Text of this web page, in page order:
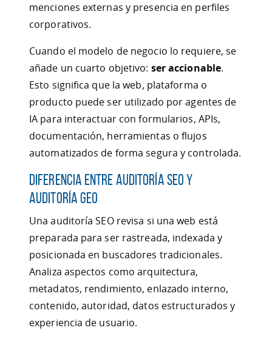
menciones externas y presencia en perfiles
corporativos.
Cuando el modelo de negocio lo requiere, se
añade un cuarto objetivo: ser accionable.
Esto significa que la web, plataforma o
producto puede ser utilizado por agentes de
IA para interactuar con formularios, APIs,
documentación, herramientas o flujos
automatizados de forma segura y controlada.
Diferencia entre auditoría SEO y
auditoría GEO
Una auditoría SEO revisa si una web está
preparada para ser rastreada, indexada y
posicionada en buscadores tradicionales.
Analiza aspectos como arquitectura,
metadatos, rendimiento, enlazado interno,
contenido, autoridad, datos estructurados y
experiencia de usuario.